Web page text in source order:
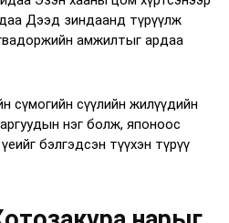
Дээд зиндаанд түрүүлж
амжилтыг ардаа
сүмогийн сүүлийн жилүүдийн
нэг болж, японоос
бэлгэдсэн түүхэн түрүү